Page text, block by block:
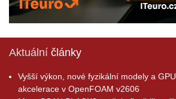
Aktuální články
Vyšší výkon, nové fyzikální modely a GPU
akcelerace v OpenFOAM v2606